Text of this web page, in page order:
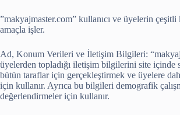
”makyajmaster.com” kullanıcı ve üyelerin
amaçla işler.
Ad, Konum Verileri ve İletişim Bilgileri:
üyelerden topladığı iletişim bilgilerini site içinde
bütün taraflar için gerçekleştirmek ve üyelere
için kullanır. Ayrıca bu bilgileri demografik
değerlendirmeler için kullanır.